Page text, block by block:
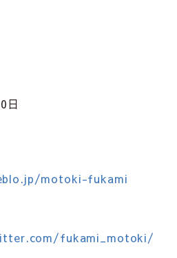
日
motoki-fukami
fukami_motoki/